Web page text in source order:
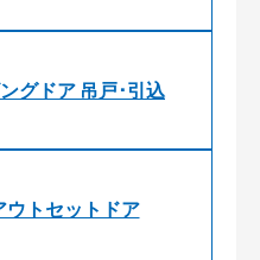
グドア 吊戸･引込
トセットドア